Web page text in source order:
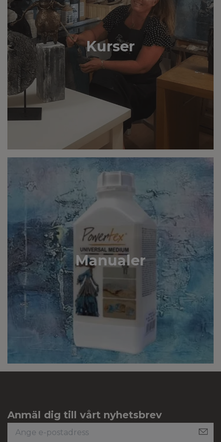
Kurser
Manualer
Anmäl dig till vårt nyhetsbrev